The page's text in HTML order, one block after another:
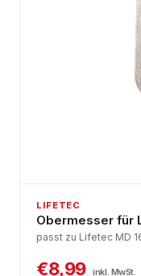
LIFETEC
Obermesser für
passt zu Lifetec MD
€8,99 inkl. MwSt.